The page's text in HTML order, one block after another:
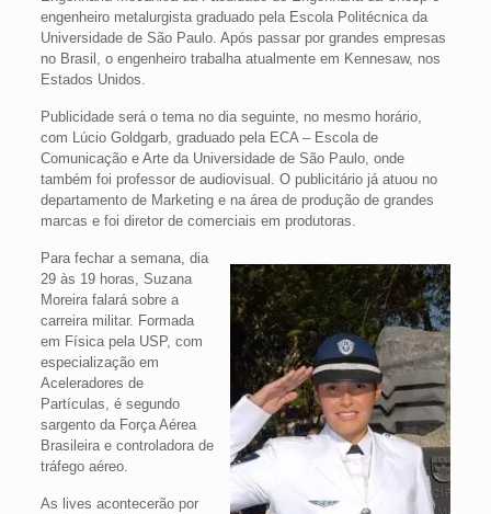
engenheiro metalurgista graduado pela Escola Politécnica da
Universidade de São Paulo. Após passar por grandes empresas
no Brasil, o engenheiro trabalha atualmente em Kennesaw, nos
Estados Unidos.
Publicidade será o tema no dia seguinte, no mesmo horário,
com Lúcio Goldgarb, graduado pela ECA – Escola de
Comunicação e Arte da Universidade de São Paulo, onde
também foi professor de audiovisual. O publicitário já atuou no
departamento de Marketing e na área de produção de grandes
marcas e foi diretor de comerciais em produtoras.
Para fechar a semana, dia
29 às 19 horas, Suzana
Moreira falará sobre a
carreira militar. Formada
em Física pela USP, com
especialização em
Aceleradores de
Partículas, é segundo
sargento da Força Aérea
Brasileira e controladora de
tráfego aéreo.
As lives acontecerão por